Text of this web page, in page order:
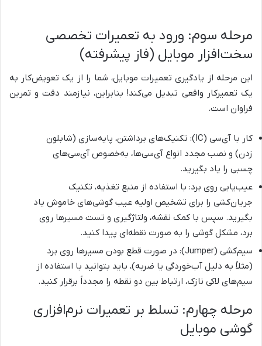
مرحله سوم: ورود به تعمیرات تخصصی
سخت‌افزار موبایل (فاز پیشرفته)
این مرحله از یادگیری تعمیرات موبایل، شما را از یک تعویض‌کار به
یک تعمیرکار واقعی تبدیل می‌کند! بنابراین، نیازمند دقت و تمرین
فراوان است.
کار با آی‌سی (IC): تکنیک‌های برداشتن، پایه‌سازی (شابلون
زدن) و نصب مجدد انواع آی‌سی‌ها، به‌خصوص آی‌سی‌های
چسبی را یاد بگیرید.
عیب‌یابی روی برد: با استفاده از منبع تغذیه، تکنیک
جریان‌کشی را برای تشخیص اولیه عیب گوشی‌های خاموش یاد
بگیرید. سپس با کمک نقشه، ولتاژگیری و تست مسیرها روی
برد، مشکل گوشی را به صورت نقطه‌ای پیدا کنید.
سیم‌کشی (Jumper): در صورت قطع بودن مسیرها روی برد
(مثلاً به دلیل آب‌خوردگی یا ضربه)، باید بتوانید با استفاده از
سیم‌های لاکی نازک، ارتباط بین دو نقطه را مجدداً برقرار کنید.
مرحله چهارم: تسلط بر تعمیرات نرم‌افزاری
گوشی موبایل